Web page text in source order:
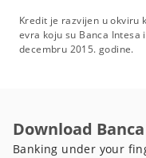
Kredit je razvijen u okviru
evra koju su Banca Intesa
decembru 2015. godine.
Download
Banking under your